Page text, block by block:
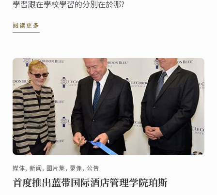
學習跟在學校學習的分別在於哪?
阅读更多
媒体, 新闻, 图片集, 录像, 公告
首度推出蓝带国际酒店管理学院珀斯